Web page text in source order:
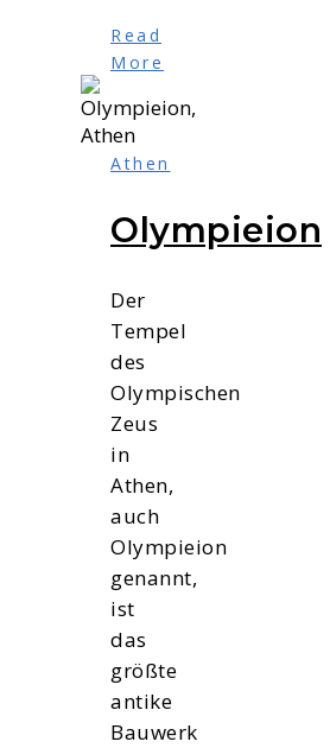
Read
More
Athen
Olympieion
Der
Tempel
des
Olympischen
Zeus
in
Athen,
auch
Olympieion
genannt,
ist
das
größte
antike
Bauwerk